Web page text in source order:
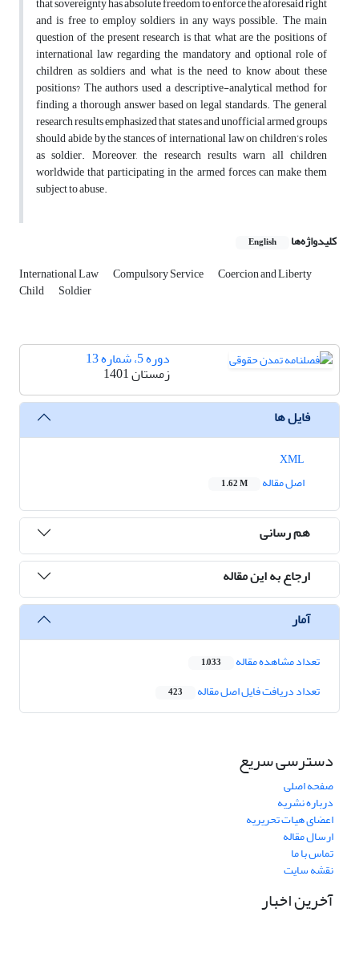
and is free to employ soldiers in any ways possible. The main
question of the present research is that what are the positions of
international law regarding the mandatory and optional role of
children as soldiers and what is the need to know about these
positions? The authors used a descriptive-analytical method for
finding a thorough answer based on legal standards. The general
research results emphasized that states and unofficial armed groups
should abide by the stances of international law on children’s roles
as soldier. Moreover, the research results warn all children
worldwide that participating in the armed forces can make them
subject to abuse.
کلیدواژه‌ها English
International Law Compulsory Service Coercion and Liberty
Child Soldier
دوره 5، شماره 13
زمستان 1401
فایل ها
اصل مقاله
1.62 M
هم رسانی
ارجاع به این مقاله
آمار
تعداد مشاهده مقاله 1,033
تعداد دریافت فایل اصل مقاله 423
دسترسی سریع
صفحه اصلی
درباره نشریه
اعضای هیات تحریریه
ارسال مقاله
تماس با ما
نقشه سایت
آخرین اخبار